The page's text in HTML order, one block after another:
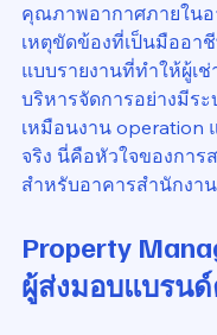
คุณภาพอากาศภายในอ
เหตุขัดข้องที่เป็นมืออา
แบบรายงานที่ทำให้ผู้เ
บริหารจัดการอย่างมีระ
เหมือนงาน operation
จริง นี่คือหัวใจของการ
สำหรับอาคารสำนักงาน
Property
ผู้ส่งมอบแบรนด์